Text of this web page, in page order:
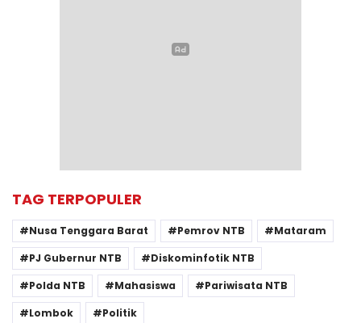
TAG TERPOPULER
Nusa Tenggara Barat Pemrov NTB
Mataram
PJ Gubernur NTB
Diskominfotik NTB
Polda NTB
Mahasiswa
Pariwisata NTB
Lombok
Politik